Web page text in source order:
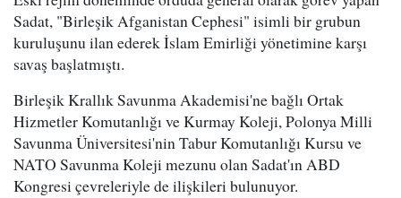
Sadat, "Birleşik Afganistan Cephesi" isimli bir grubun
kuruluşunu ilan ederek İslam Emirliği yönetimine karşı
savaş başlatmıştı.
Birleşik Krallık Savunma Akademisi'ne bağlı Ortak
Hizmetler Komutanlığı ve Kurmay Koleji, Polonya Milli
Savunma Üniversitesi'nin Tabur Komutanlığı Kursu ve
NATO Savunma Koleji mezunu olan Sadat'ın ABD
Kongresi çevreleriyle de ilişkileri bulunuyor.